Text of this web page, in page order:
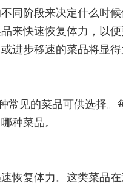
同阶段来决定什么时
来快速恢复体力，以
进步移速的菜品将显得
常见的菜品可供选择。
种菜品。
恢复体力。这类菜品